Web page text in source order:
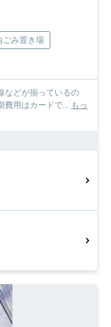
ごみ置き場
などが揃っているの
費用はカードで... もっ